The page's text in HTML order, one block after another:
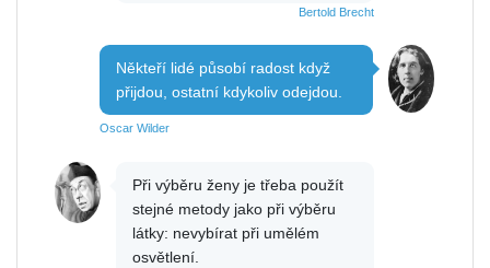
Bertold Brecht
Někteří lidé působí radost když
přijdou, ostatní kdykoliv odejdou.
Oscar Wilder
Při výběru ženy je třeba použít
stejné metody jako při výběru
látky: nevybírat při umělém
osvětlení.